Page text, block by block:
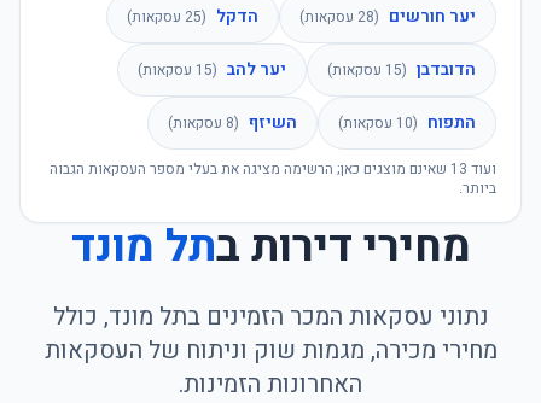
יער חורשים (
28 עסקאות) הדקל (
25 עסקאות)
הדובדבן (
15 עסקאות) יער להב (
15 עסקאות)
התפוח (
10 עסקאות) השיזף (
8 עסקאות)
ועוד 13 שאינם מוצגים כאן; הרשימה מציגה את בעלי מספר העסקאות הגבוה
ביותר.
מחירי דירות בתל מונד
נתוני עסקאות המכר הזמינים בתל מונד, כולל
מחירי מכירה, מגמות שוק וניתוח של העסקאות
האחרונות הזמינות.